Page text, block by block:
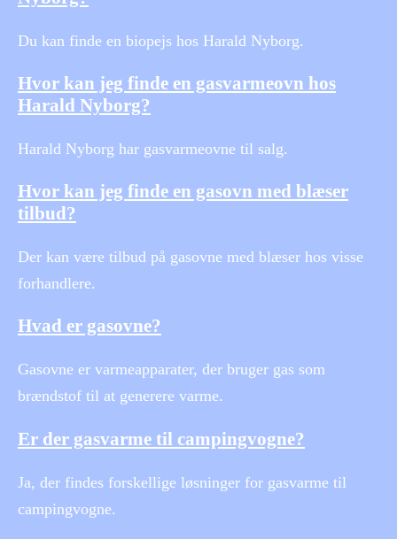
Du kan finde en biopejs hos Harald Nyborg.
Hvor kan jeg finde en gasvarmeovn hos
Harald Nyborg?
Harald Nyborg har gasvarmeovne til salg.
Hvor kan jeg finde en gasovn med blæser
tilbud?
Der kan være tilbud på gasovne med blæser hos visse
forhandlere.
Hvad er gasovne?
Gasovne er varmeapparater, der bruger gas som
brændstof til at generere varme.
Er der gasvarme til campingvogne?
Ja, der findes forskellige løsninger for gasvarme til
campingvogne.